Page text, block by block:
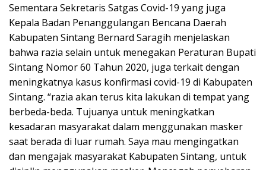
Sementara Sekretaris Satgas Covid-19 yang juga
Kepala Badan Penanggulangan Bencana Daerah
Kabupaten Sintang Bernard Saragih menjelaskan
bahwa razia selain untuk menegakan Peraturan Bupati
Sintang Nomor 60 Tahun 2020, juga terkait dengan
meningkatnya kasus konfirmasi covid-19 di Kabupaten
Sintang. “razia akan terus kita lakukan di tempat yang
berbeda-beda. Tujuanya untuk meningkatkan
kesadaran masyarakat dalam menggunakan masker
saat berada di luar rumah. Saya mau mengingatkan
dan mengajak masyarakat Kabupaten Sintang, untuk